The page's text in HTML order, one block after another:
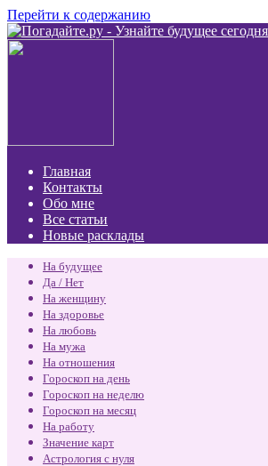
Перейти к содержанию
Главная
Контакты
Обо мне
Все статьи
Новые расклады
На будущее
Да / Нет
На женщину
На здоровье
На любовь
На мужа
На отношения
Гороскоп на день
Гороскоп на неделю
Гороскоп на месяц
На работу
Значение карт
Астрология с нуля